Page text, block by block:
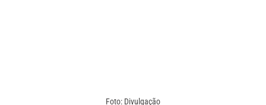
Foto: Divulgação